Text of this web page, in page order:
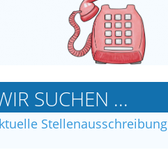
SUCHEN ...
Stellenausschreibung